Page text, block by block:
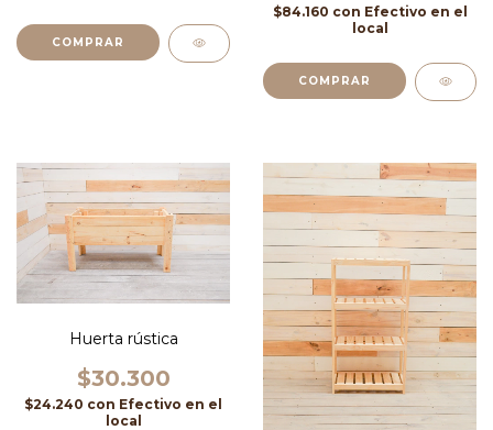
$84.160 con Efectivo en el
local
Huerta rústica
$30.300
$24.240 con Efectivo en el
local